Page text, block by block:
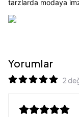
tarzlarda modaya
Yorumlar
2